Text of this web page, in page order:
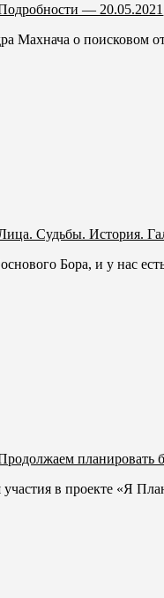
— 20.05.2021
Махнача о поисковом
Судьбы. История.
Бора, и у нас
планировать
участия в проекте «Я